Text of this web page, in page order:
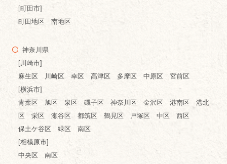
[町田市]
町田地区 南地区
神奈川県
[川崎市]
麻生区 川崎区 幸区 高津区 多摩区 中原区 宮前区
[横浜市]
青葉区 旭区 泉区 磯子区 神奈川区 金沢区 港南区 港北
区 栄区 瀬谷区 都筑区 鶴見区 戸塚区 中区 西区
保土ケ谷区 緑区 南区
[相模原市]
中央区 南区